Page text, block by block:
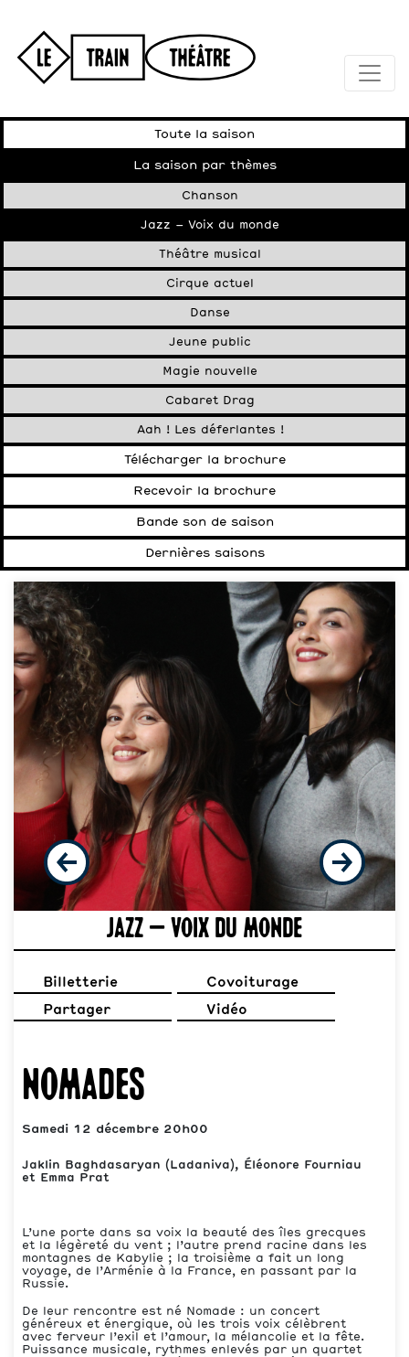
Toute la saison
La saison par thèmes
Chanson
Jazz – Voix du monde
Théâtre musical
Cirque actuel
Danse
Jeune public
Magie nouvelle
Cabaret Drag
Aah ! Les déferlantes !
Télécharger la brochure
Recevoir la brochure
Bande son de saison
Dernières saisons
Jazz – Voix du monde
Billetterie Covoiturage
Partager Vidéo
Nomades
Samedi 12 décembre 20h00
Jaklin Baghdasaryan (Ladaniva), Éléonore Fourniau
et Emma Prat
L’une porte dans sa voix la beauté des îles grecques
et la légèreté du vent ; l’autre prend racine dans les
montagnes de Kabylie ; la troisième a fait un long
voyage, de l’Arménie à la France, en passant par la
Russie.
De leur rencontre est né Nomade : un concert
généreux et énergique, où les trois voix célèbrent
avec ferveur l’exil et l’amour, la mélancolie et la fête.
Puissance musicale, rythmes enlevés par un quartet